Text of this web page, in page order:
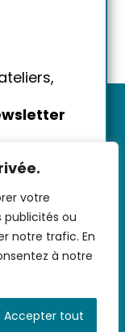
votre
publicités ou
notre trafic. En
à notre
Accepter tout
-Données
- FAQ